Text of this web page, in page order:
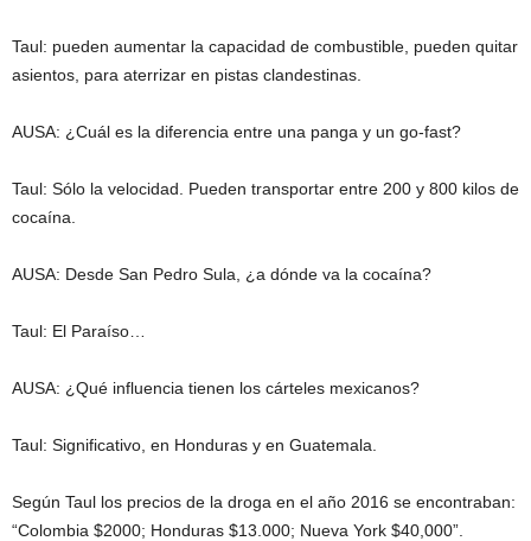
Taul: pueden aumentar la capacidad de combustible, pueden quitar
asientos, para aterrizar en pistas clandestinas.
AUSA: ¿Cuál es la diferencia entre una panga y un go-fast?
Taul: Sólo la velocidad. Pueden transportar entre 200 y 800 kilos de
cocaína.
AUSA: Desde San Pedro Sula, ¿a dónde va la cocaína?
Taul: El Paraíso…
AUSA: ¿Qué influencia tienen los cárteles mexicanos?
Taul: Significativo, en Honduras y en Guatemala.
Según Taul los precios de la droga en el año 2016 se encontraban:
“Colombia $2000; Honduras $13.000; Nueva York $40,000”.